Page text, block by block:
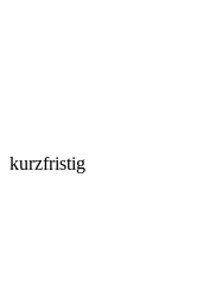
kurzfristig